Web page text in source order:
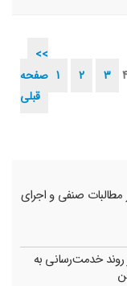
<<
صفحه
قبلی
1 2 3
صنفی و اجرای
روند خدمت‌رسانی به